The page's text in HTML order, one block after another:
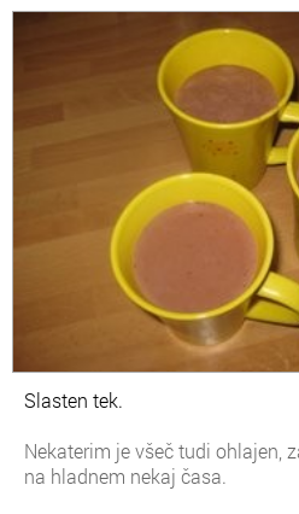
Slasten tek.
Nekaterim je všeč tudi ohlajen,
na hladnem nekaj časa.